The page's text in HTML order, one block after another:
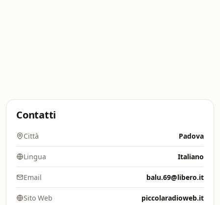
Contatti
Città Padova
Lingua Italiano
Email balu.69@libero.it
Sito Web piccolaradioweb.it